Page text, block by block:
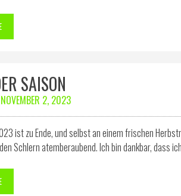
SAISON
NOVEMBER 2, 2023
ist zu Ende, und selbst an einem frischen
Schlern atemberaubend. Ich bin dankbar, dass